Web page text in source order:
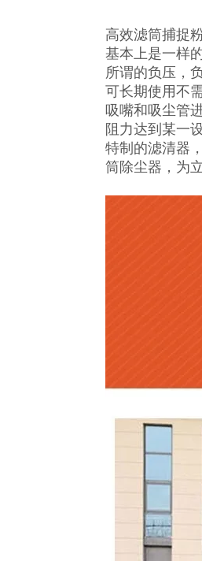
高效滤筒捕捉
基本上是一样
所谓的负压，
可长期使用不
吸嘴和吸尘管
阻力达到某一
特制的滤清器
筒除尘器，为